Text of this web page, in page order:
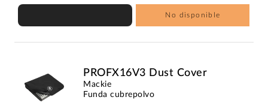
No disponible
PROFX16V3 Dust Cover
Mackie
Funda cubrepolvo